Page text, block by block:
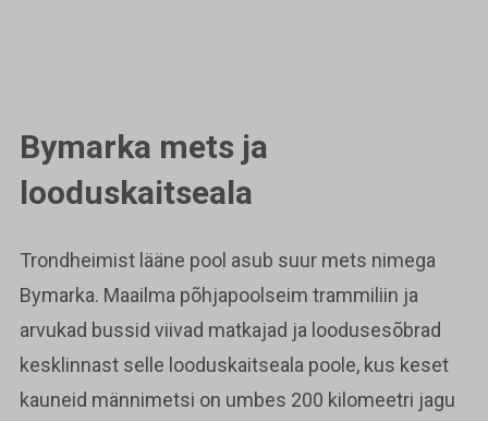
Bymarka mets ja
looduskaitseala
Trondheimist lääne pool asub suur mets nimega
Bymarka. Maailma põhjapoolseim trammiliin ja
arvukad bussid viivad matkajad ja loodusesõbrad
kesklinnast selle looduskaitseala poole, kus keset
kauneid männimetsi on umbes 200 kilomeetri jagu